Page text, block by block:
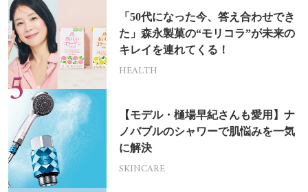
「50代になった今、答え合わせでき
た」森永製菓の“モリコラ”が未来の
キレイを連れてくる！
HEALTH
【モデル・樋場早紀さんも愛用】ナ
ノバブルのシャワーで肌悩みを一気
に解決
SKINCARE